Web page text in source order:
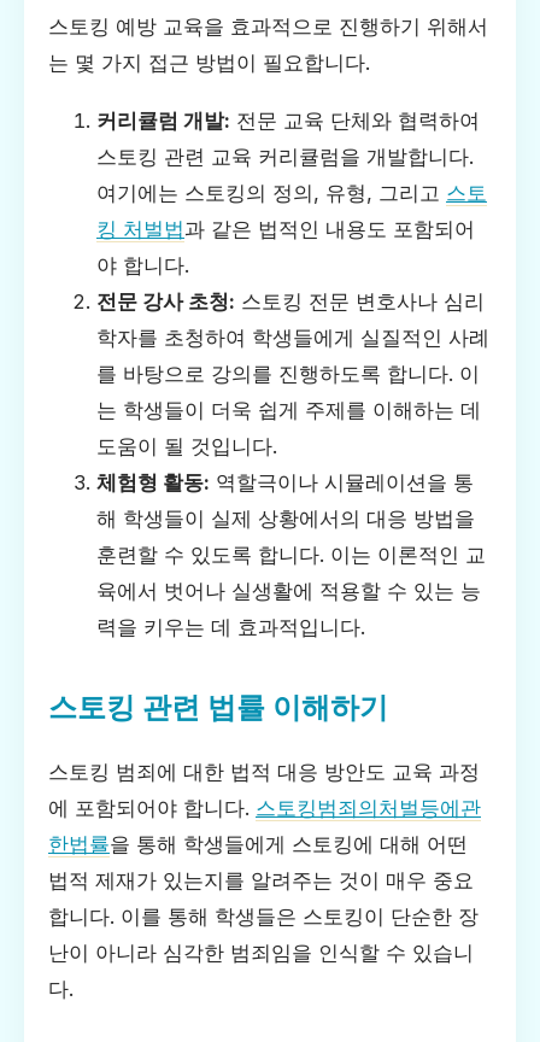
스토킹 예방 교육을 효과적으로 진행하기 위해서
는 몇 가지 접근 방법이 필요합니다.
커리큘럼 개발: 전문 교육 단체와 협력하여
스토킹 관련 교육 커리큘럼을 개발합니다.
여기에는 스토킹의 정의, 유형, 그리고 스토
킹 처벌법과 같은 법적인 내용도 포함되어
야 합니다.
전문 강사 초청: 스토킹 전문 변호사나 심리
학자를 초청하여 학생들에게 실질적인 사례
를 바탕으로 강의를 진행하도록 합니다. 이
는 학생들이 더욱 쉽게 주제를 이해하는 데
도움이 될 것입니다.
체험형 활동: 역할극이나 시뮬레이션을 통
해 학생들이 실제 상황에서의 대응 방법을
훈련할 수 있도록 합니다. 이는 이론적인 교
육에서 벗어나 실생활에 적용할 수 있는 능
력을 키우는 데 효과적입니다.
스토킹 관련 법률 이해하기
스토킹 범죄에 대한 법적 대응 방안도 교육 과정
에 포함되어야 합니다. 스토킹범죄의처벌등에관
한법률을 통해 학생들에게 스토킹에 대해 어떤
법적 제재가 있는지를 알려주는 것이 매우 중요
합니다. 이를 통해 학생들은 스토킹이 단순한 장
난이 아니라 심각한 범죄임을 인식할 수 있습니
다.